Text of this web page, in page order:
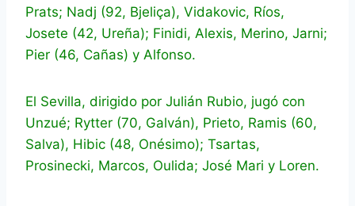
Prats; Nadj (92, Bjeliça), Vidakovic, Ríos,
Josete (42, Ureña); Finidi, Alexis, Merino, Jarni;
Pier (46, Cañas) y Alfonso.
El Sevilla, dirigido por Julián Rubio, jugó con
Unzué; Rytter (70, Galván), Prieto, Ramis (60,
Salva), Hibic (48, Onésimo); Tsartas,
Prosinecki, Marcos, Oulida; José Mari y Loren.